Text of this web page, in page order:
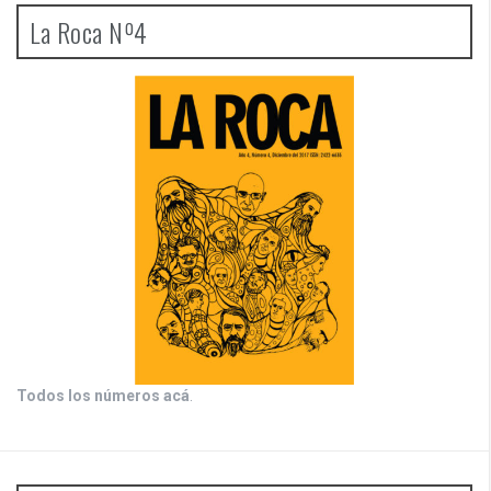
La Roca Nº4
Todos los números acá.